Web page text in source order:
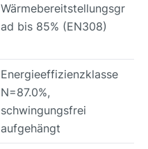
Wärmebereitstellungsgr
ad bis 85% (EN308)
Energieeffizienzklasse
N=87.0%,
schwingungsfrei
aufgehängt